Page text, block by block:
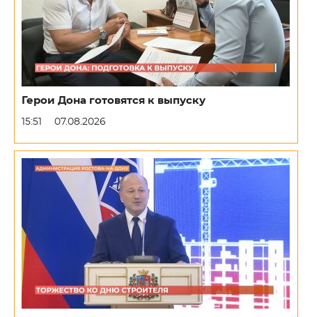
Герои Дона готовятся к выпуску
15:51 07.08.2026